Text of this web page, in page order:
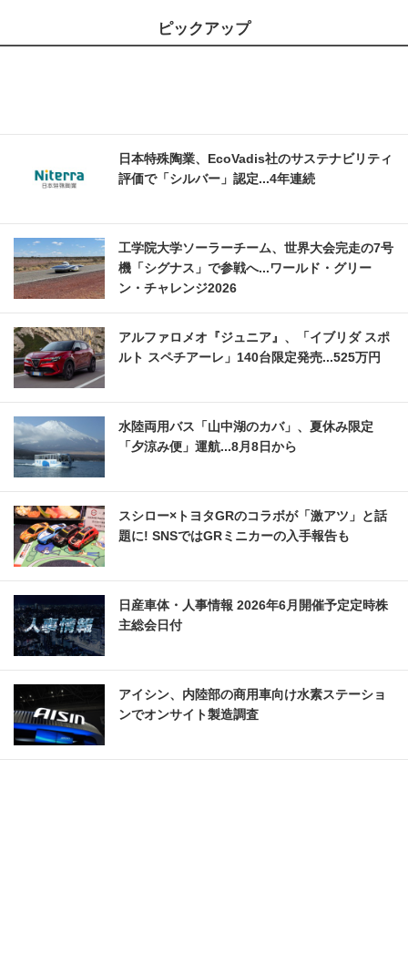
ピックアップ
日本特殊陶業、EcoVadis社のサステナビリティ
評価で「シルバー」認定...4年連続
工学院大学ソーラーチーム、世界大会完走の7号
機「シグナス」で参戦へ...ワールド・グリー
ン・チャレンジ2026
アルファロメオ『ジュニア』、「イブリダ スポ
ルト スペチアーレ」140台限定発売...525万円
水陸両用バス「山中湖のカバ」、夏休み限定
「夕涼み便」運航...8月8日から
スシロー×トヨタGRのコラボが「激アツ」と話
題に! SNSではGRミニカーの入手報告も
日産車体・人事情報 2026年6月開催予定定時株
主総会日付
アイシン、内陸部の商用車向け水素ステーショ
ンでオンサイト製造調査